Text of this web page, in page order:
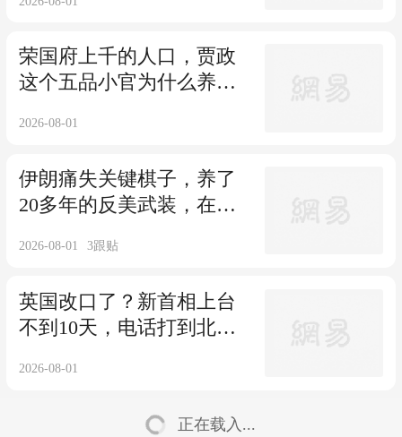
荣国府上千的人口，贾政
这个五品小官为什么养得
2026-08-01
伊朗痛失关键棋子，养了
20多年的反美武装，在最
2026-08-01 3跟贴
英国改口了？新首相上台
不到10天，电话打到北
2026-08-01
正在载入...